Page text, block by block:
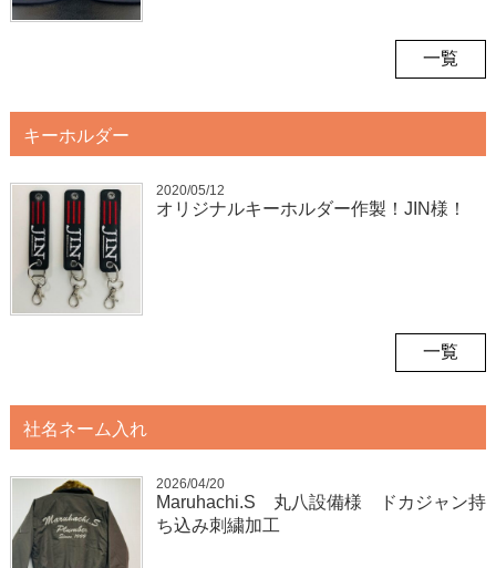
一覧
キーホルダー
2020/05/12
オリジナルキーホルダー作製！JIN様！
一覧
社名ネーム入れ
2026/04/20
Maruhachi.S 丸八設備様 ドカジャン持
ち込み刺繍加工